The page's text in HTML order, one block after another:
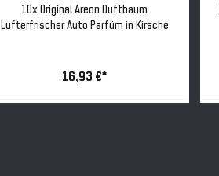
10x Original Areon Duftbaum
Lufterfrischer Auto Parfüm in Kirsche
16,93 €*